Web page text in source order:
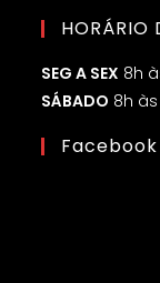
HORÁRIO
SEG A SEX 8h
SÁBADO 8h às
Facebook